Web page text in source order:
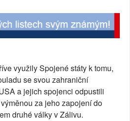
využily Spojené státy k tomu,
se svou zahraniční
a jejich spojenci odpustili
za jeho zapojení do
druhé války v Zálivu.